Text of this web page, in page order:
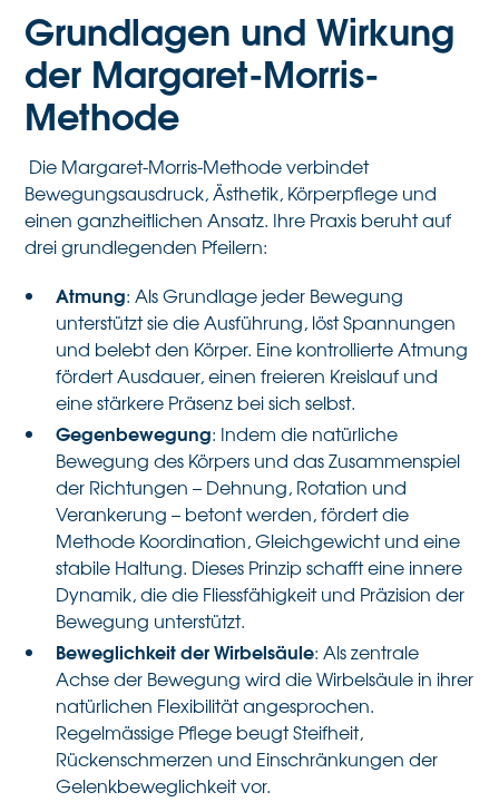
Grundlagen und Wirkung
der Margaret-Morris-
Methode
Die Margaret-Morris-Methode verbindet
Bewegungsausdruck, Ästhetik, Körperpflege und
einen ganzheitlichen Ansatz. Ihre Praxis beruht auf
drei grundlegenden Pfeilern:
Atmung: Als Grundlage jeder Bewegung
unterstützt sie die Ausführung, löst Spannungen
und belebt den Körper. Eine kontrollierte Atmung
fördert Ausdauer, einen freieren Kreislauf und
eine stärkere Präsenz bei sich selbst.
Gegenbewegung: Indem die natürliche
Bewegung des Körpers und das Zusammenspiel
der Richtungen – Dehnung, Rotation und
Verankerung – betont werden, fördert die
Methode Koordination, Gleichgewicht und eine
stabile Haltung. Dieses Prinzip schafft eine innere
Dynamik, die die Fliessfähigkeit und Präzision der
Bewegung unterstützt.
Beweglichkeit der Wirbelsäule: Als zentrale
Achse der Bewegung wird die Wirbelsäule in ihrer
natürlichen Flexibilität angesprochen.
Regelmässige Pflege beugt Steifheit,
Rückenschmerzen und Einschränkungen der
Gelenkbeweglichkeit vor.